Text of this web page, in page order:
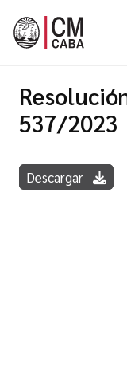
537/2023
Descargar